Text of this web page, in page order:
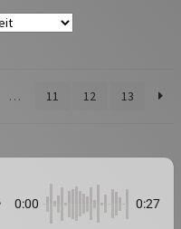
… 11 12 13
0:00 0:27